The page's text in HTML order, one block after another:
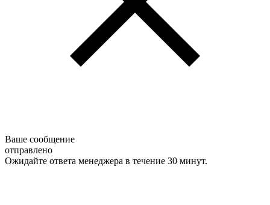
Ваше сообщение
отправлено
Ожидайте ответа менеджера в течение 30 минут.